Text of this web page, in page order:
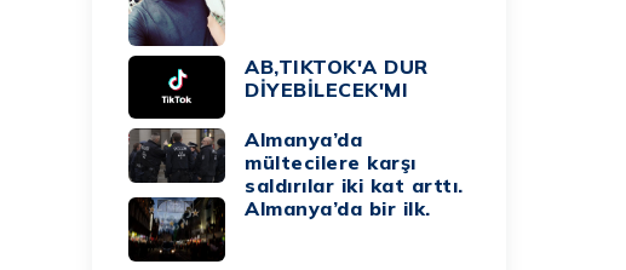
AB,TIKTOK'A DUR
DİYEBİLECEK'MI
Almanya’da
mültecilere karşı
saldırılar iki kat arttı.
Almanya’da bir ilk.